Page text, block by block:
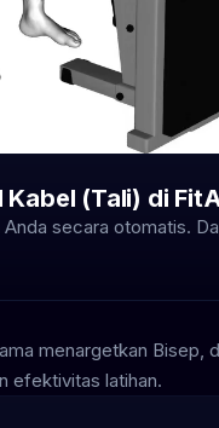
Kabel (Tali) di
secara otomatis.
menargetkan
efektivitas latihan.